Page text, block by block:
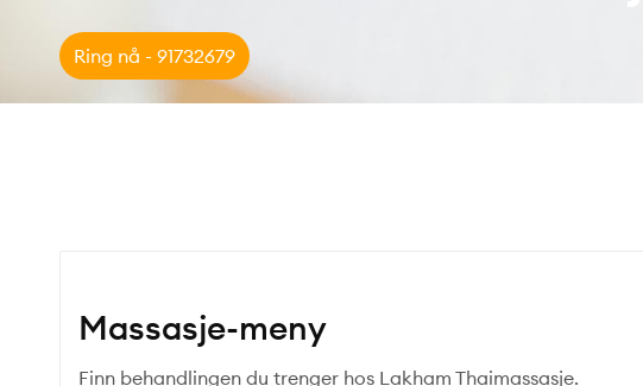
Ring nå - 91732679
Massasje-meny
Finn behandlingen du trenger hos Lakham Thaimassasje.